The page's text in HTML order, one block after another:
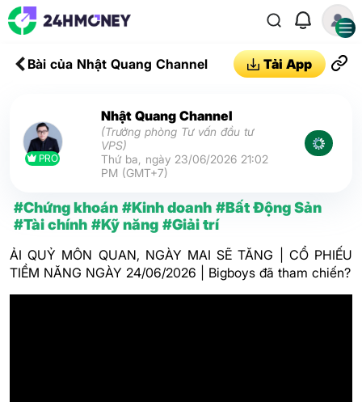
Bài của Nhật Quang Channel Tải App
PRO
Nhật Quang Channel
(Trưởng phòng Tư vấn đầu tư
VPS)
Thứ ba, ngày 23/06/2026 21:02
PM (GMT+7)
#Chứng khoán #Kinh doanh #Bất Động Sản
#Tài chính #Kỹ năng #Giải trí
ẢI QUỶ MÔN QUAN, NGÀY MAI SẼ TĂNG | CỔ PHIẾU
TIỀM NĂNG NGÀY 24/06/2026 | Bigboys đã tham chiến?